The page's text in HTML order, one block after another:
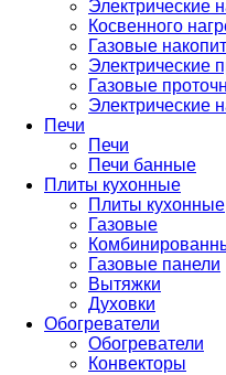
Электрические
Косвенного
Газовые
Электрические
Газовые
Электрические
Печи
Печи
Печи банные
Плиты кухонные
Плиты кухонные
Газовые
Газовые панели
Вытяжки
Духовки
Обогреватели
Обогреватели
Конвекторы